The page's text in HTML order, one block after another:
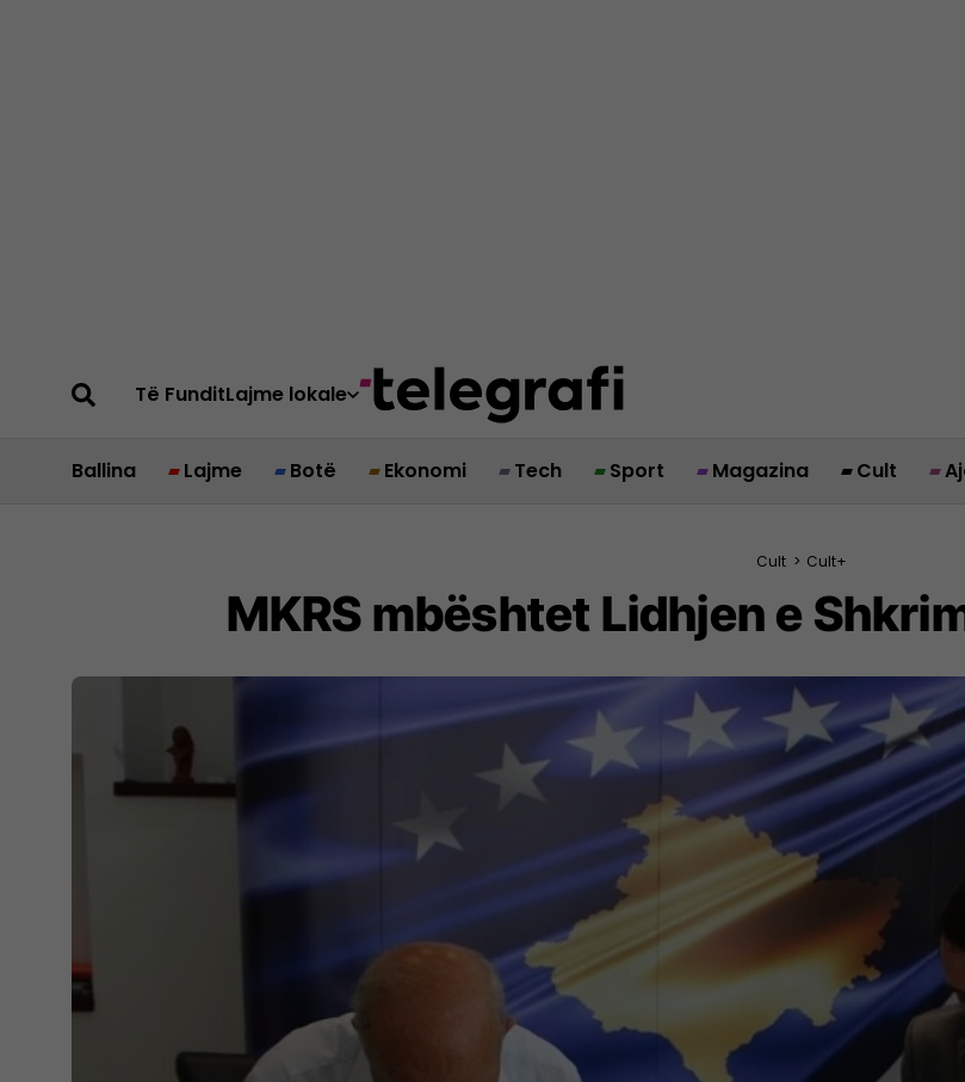
Të FunditLajme lokale
Ballina Lajme Botë Ekonomi Tech Sport Magazina Cult
Cult > Cult+
MKRS mbështet Lidhjen e